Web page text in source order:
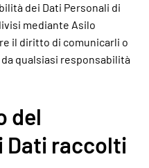
dei Dati Personali di
mediante Asilo
il diritto di comunicarli o
qualsiasi responsabilità
del
raccolti